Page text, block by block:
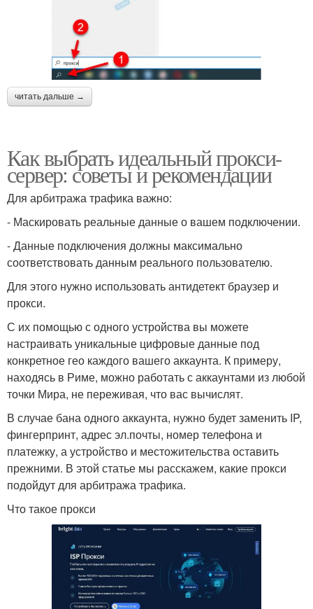
читать дальше →
Как выбрать идеальный прокси-
сервер: советы и рекомендации
Для арбитража трафика важно:
- Маскировать реальные данные о вашем подключении.
- Данные подключения должны максимально
соответствовать данным реального пользователю.
Для этого нужно использовать антидетект браузер и
прокси.
С их помощью с одного устройства вы можете
настраивать уникальные цифровые данные под
конкретное гео каждого вашего аккаунта. К примеру,
находясь в Риме, можно работать с аккаунтами из любой
точки Мира, не переживая, что вас вычислят.
В случае бана одного аккаунта, нужно будет заменить IP,
фингерпринт, адрес эл.почты, номер телефона и
платежку, а устройство и местожительства оставить
прежними. В этой статье мы расскажем, какие прокси
подойдут для арбитража трафика.
Что такое прокси